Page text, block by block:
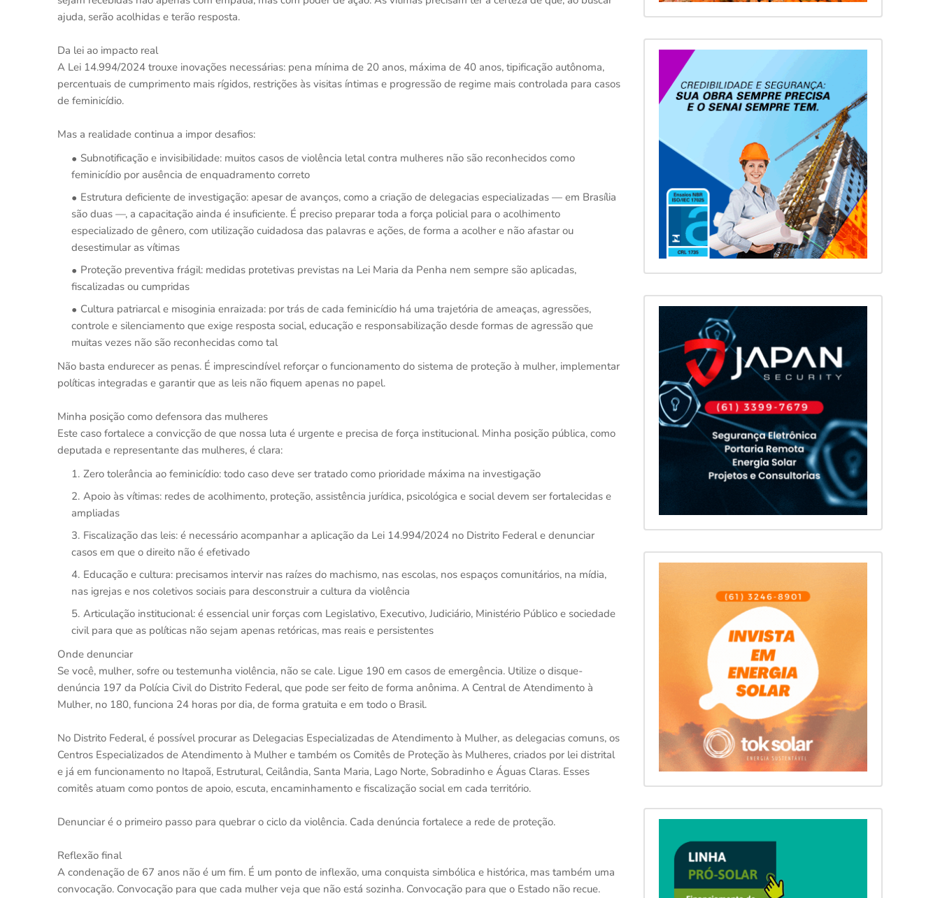
ajuda, serão acolhidas e terão resposta.
Da lei ao impacto real
A Lei 14.994/2024 trouxe inovações necessárias: pena mínima de 20 anos, máxima de 40 anos, tipificação autônoma,
percentuais de cumprimento mais rígidos, restrições às visitas íntimas e progressão de regime mais controlada para casos
de feminicídio.
Mas a realidade continua a impor desafios:
Subnotificação e invisibilidade: muitos casos de violência letal contra mulheres não são reconhecidos como
feminicídio por ausência de enquadramento correto
Estrutura deficiente de investigação: apesar de avanços, como a criação de delegacias especializadas — em Brasília
são duas —, a capacitação ainda é insuficiente. É preciso preparar toda a força policial para o acolhimento
especializado de gênero, com utilização cuidadosa das palavras e ações, de forma a acolher e não afastar ou
desestimular as vítimas
Proteção preventiva frágil: medidas protetivas previstas na Lei Maria da Penha nem sempre são aplicadas,
fiscalizadas ou cumpridas
Cultura patriarcal e misoginia enraizada: por trás de cada feminicídio há uma trajetória de ameaças, agressões,
controle e silenciamento que exige resposta social, educação e responsabilização desde formas de agressão que
muitas vezes não são reconhecidas como tal
Não basta endurecer as penas. É imprescindível reforçar o funcionamento do sistema de proteção à mulher, implementar
políticas integradas e garantir que as leis não fiquem apenas no papel.
Minha posição como defensora das mulheres
Este caso fortalece a convicção de que nossa luta é urgente e precisa de força institucional. Minha posição pública, como
deputada e representante das mulheres, é clara:
Zero tolerância ao feminicídio: todo caso deve ser tratado como prioridade máxima na investigação
Apoio às vítimas: redes de acolhimento, proteção, assistência jurídica, psicológica e social devem ser fortalecidas e
ampliadas
Fiscalização das leis: é necessário acompanhar a aplicação da Lei 14.994/2024 no Distrito Federal e denunciar
casos em que o direito não é efetivado
Educação e cultura: precisamos intervir nas raízes do machismo, nas escolas, nos espaços comunitários, na mídia,
nas igrejas e nos coletivos sociais para desconstruir a cultura da violência
Articulação institucional: é essencial unir forças com Legislativo, Executivo, Judiciário, Ministério Público e sociedade
civil para que as políticas não sejam apenas retóricas, mas reais e persistentes
Onde denunciar
Se você, mulher, sofre ou testemunha violência, não se cale. Ligue 190 em casos de emergência. Utilize o disque-
denúncia 197 da Polícia Civil do Distrito Federal, que pode ser feito de forma anônima. A Central de Atendimento à
Mulher, no 180, funciona 24 horas por dia, de forma gratuita e em todo o Brasil.
No Distrito Federal, é possível procurar as Delegacias Especializadas de Atendimento à Mulher, as delegacias comuns, os
Centros Especializados de Atendimento à Mulher e também os Comitês de Proteção às Mulheres, criados por lei distrital
e já em funcionamento no Itapoã, Estrutural, Ceilândia, Santa Maria, Lago Norte, Sobradinho e Águas Claras. Esses
comitês atuam como pontos de apoio, escuta, encaminhamento e fiscalização social em cada território.
Denunciar é o primeiro passo para quebrar o ciclo da violência. Cada denúncia fortalece a rede de proteção.
Reflexão final
A condenação de 67 anos não é um fim. É um ponto de inflexão, uma conquista simbólica e histórica, mas também uma
convocação. Convocação para que cada mulher veja que não está sozinha. Convocação para que o Estado não recue.